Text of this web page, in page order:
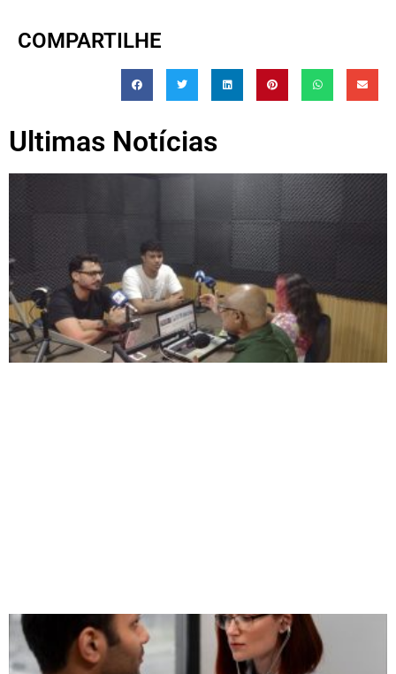
COMPARTILHE
Ultimas Notícias